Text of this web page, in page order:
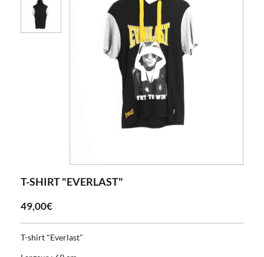
T-SHIRT "EVERLAST"
49,00€
T-shirt "Everlast"